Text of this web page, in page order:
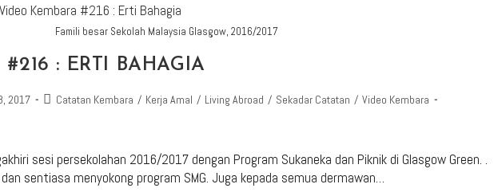
Famili besar Sekolah Malaysia Glasgow, 2016/2017
: ERTI BAHAGIA
2017 Catatan Kembara / Kerja Amal / Living Abroad / Sekadar Catatan / Video Kembara
sesi persekolahan 2016/2017 dengan Program Sukaneka dan Piknik di Glasgow Green. .
sentiasa menyokong program SMG. Juga kepada semua dermawan…